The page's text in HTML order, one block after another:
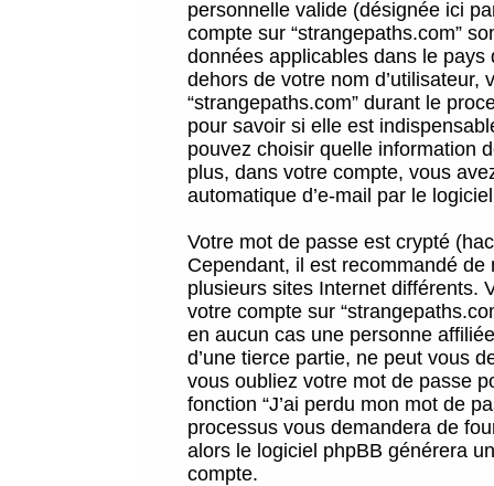
personnelle valide (désignée ici
compte sur “strangepaths.com”
données applicables dans le
dehors de votre nom
“strangepaths.com” durant le
pour savoir si elle est
pouvez choisir quelle information
plus, dans votre compte, vous
automatique d’e-mail par le
Votre mot de passe est crypté
Cependant, il est recommandé
plusieurs sites Internet différents.
votre compte sur
en aucun cas une personne
d’une tierce partie, ne peut vous
vous oubliez votre mot de passe
fonction “J’ai perdu mon mot de
processus vous demandera de
alors le logiciel phpBB générera
compte.